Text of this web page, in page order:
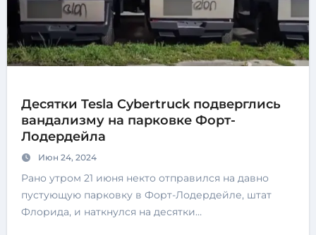
Десятки Tesla Cybertruck подверглись
вандализму на парковке Форт-
Лодердейла
Июн 24, 2024
Рано утром 21 июня некто отправился на давно
пустующую парковку в Форт-Лодердейле, штат
Флорида, и наткнулся на десятки…